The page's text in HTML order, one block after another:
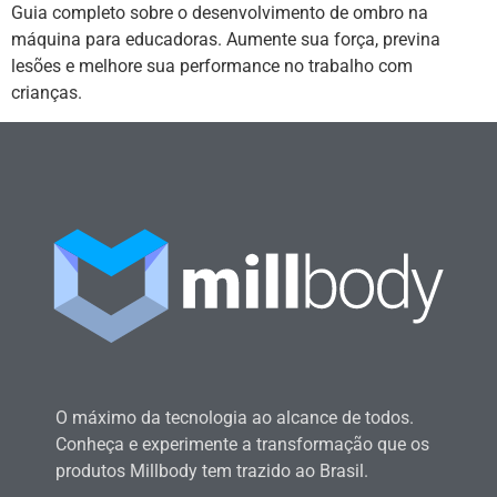
Guia completo sobre o desenvolvimento de ombro na
máquina para educadoras. Aumente sua força, previna
lesões e melhore sua performance no trabalho com
crianças.
O máximo da tecnologia ao alcance de todos.
Conheça e experimente a transformação que os
produtos Millbody tem trazido ao Brasil.